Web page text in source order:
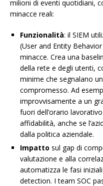
milioni di eventi quotidiani,
minacce reali:
Funzionalità: il SIEM
(User and Entity
minacce. Crea una
della rete e degli utenti,
minime che segnalano
compromesso. Ad
improvvisamente a un
fuori dell’orario
affidabilità, anche se
dalla politica aziendale.
Impatto sul gap di
valutazione e alla
automatizza le fasi
detection. I team SOC